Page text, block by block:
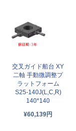
交叉ガイド船台 XY
二軸 手動微調整プ
ラットフォーム
S25-140J(L,C,R)
140*140
¥60,139円